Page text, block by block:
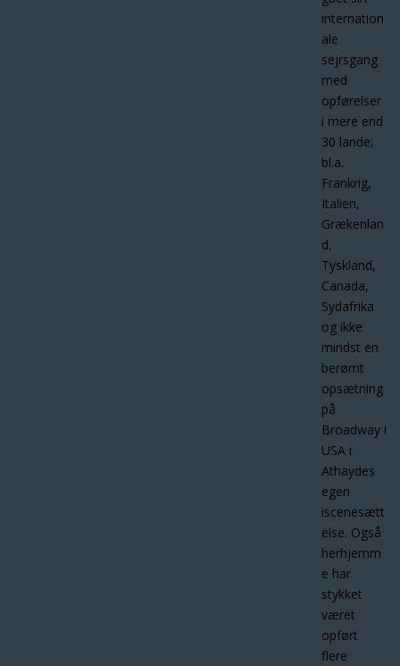
internation
ale
sejrsgang
med
opførelser
i mere end
30 lande;
bl.a.
Frankrig,
Italien,
Grækenlan
d,
Tyskland,
Canada,
Sydafrika
og ikke
mindst en
berømt
opsætning
på
Broadway i
USA i
Athaydes
egen
iscenesætt
else. Også
herhjemm
e har
stykket
været
opført
flere